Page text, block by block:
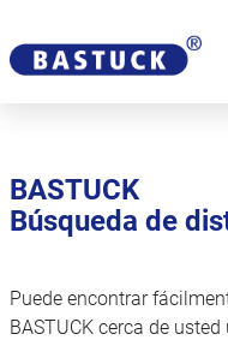
BASTUCK
Búsqueda de
Puede encontrar
BASTUCK cerca de